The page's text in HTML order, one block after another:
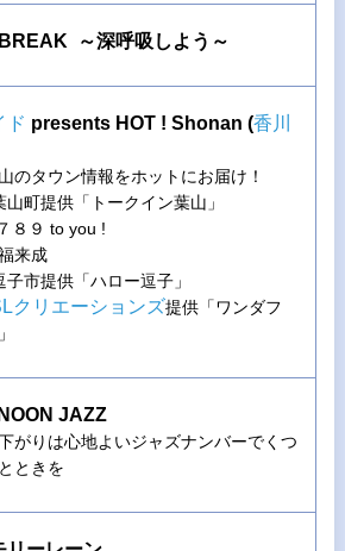
～深呼吸しよう～
ド presents HOT ! Shonan (香川
のタウン情報をホットにお届け！
山町提供「トークイン葉山」
８９ to you !
成
市提供「ハロー逗子」
クリエーションズ提供「ワンダフ
JAZZ
がりは心地よいジャズナンバーでくつ
ときを